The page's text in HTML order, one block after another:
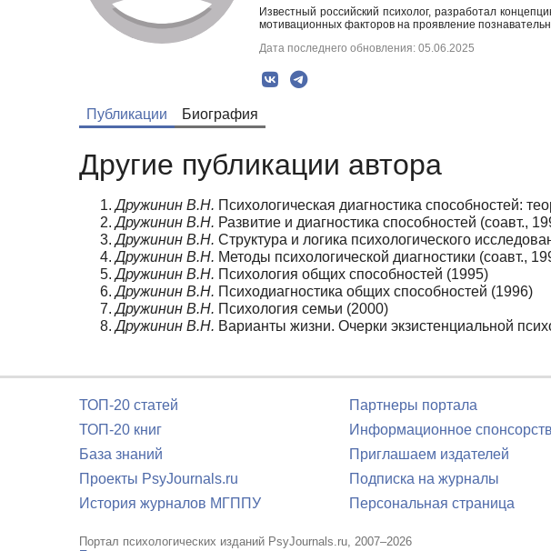
Известный российский психолог, разработал
мотивационных факторов на проявление
Дата последнего обновления: 05.06.2025
Публикации Биография
Другие публикации автора
Дружинин В.Н. Психологическая диагностика способностей:
Дружинин В.Н. Развитие и диагностика способностей (соавт.,
Дружинин В.Н. Структура и логика психологического
Дружинин В.Н. Методы психологической диагностики (соавт.,
Дружинин В.Н. Психология общих способностей (1995)
Дружинин В.Н. Психодиагностика общих способностей (1996)
Дружинин В.Н. Психология семьи (2000)
Дружинин В.Н. Варианты жизни. Очерки экзистенциальной
ТОП-20 статей
ТОП-20 книг
База знаний
Проекты PsyJournals.ru
История журналов МГППУ
Партнеры портала
Информационное
Приглашаем издателей
Подписка на журналы
Персональная страница
Портал психологических изданий PsyJournals.ru, 2007–2026